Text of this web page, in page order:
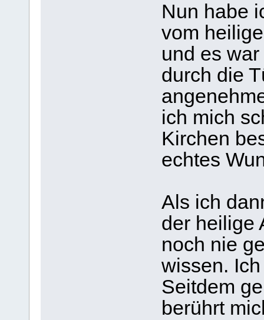
Nun habe
vom
und es
durch die
ich mich
Kirchen
echtes
Als ich
der heilige
noch nie
wissen.
Seitdem
berührt